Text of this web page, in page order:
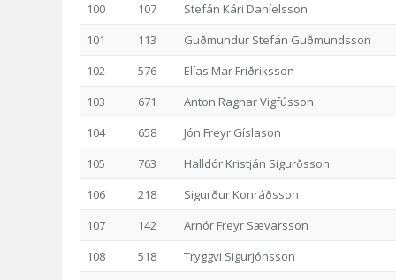
100
107
Stefán Kári Daníelsson
101
113
Guðmundur Stefán Guðmundsson
102
576
Elías Mar Friðriksson
103
671
Anton Ragnar Vigfússon
104
658
Jón Freyr Gíslason
105
763
Halldór Kristján Sigurðsson
106
218
Sigurður Konráðsson
107
142
Arnór Freyr Sævarsson
108
518
Tryggvi Sigurjónsson